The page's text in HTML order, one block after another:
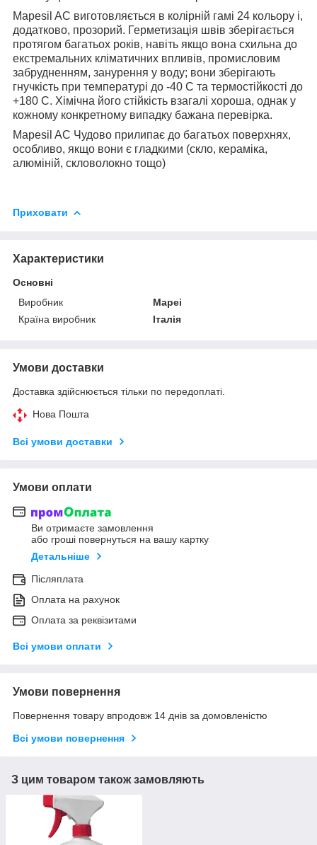
Mapesil AC виготовляється в колірній гамі 24 кольору і,
додатково, прозорий. Герметизація швів зберігається
протягом багатьох років, навіть якщо вона схильна до
екстремальних кліматичних впливів, промисловим
забрудненням, занурення у воду; вони зберігають
гнучкість при температурі до -40 С та термостійкості до
+180 С. Хімічна його стійкість взагалі хороша, однак у
кожному конкретному випадку бажана перевірка.
Mapesil AC Чудово прилипає до багатьох поверхнях,
особливо, якщо вони є гладкими (скло, кераміка,
алюміній, скловолокно тощо)
Приховати
Характеристики
Основні
Виробник
Mapei
Країна виробник
Італія
Умови доставки
Доставка здійснюється тільки по передоплаті.
Нова Пошта
Всі умови доставки
Умови оплати
Ви отримаєте замовлення
або гроші повернуться на вашу картку
Детальніше
Післяплата
Оплата на рахунок
Оплата за реквізитами
Всі умови оплати
Умови повернення
Повернення товару впродовж 14 днів за домовленістю
Всі умови повернення
З цим товаром також замовляють